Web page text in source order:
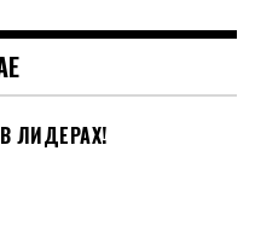
ЛИДЕРАХ!